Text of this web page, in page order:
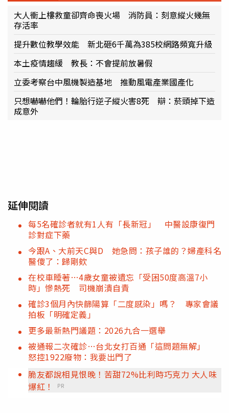
大人衝上樓救童卻齊命喪火場 消防員：刻意縱火幾無
存活率
提升數位教學效能 新北砸6千萬為385校網路頻寬升級
本土疫情趨緩 教長：不會提前放暑假
立委考察台中風機製造基地 推動風電產業國產化
只想嚇嚇他們！輪胎行逆子縱火害8死 辯：菸頭掉下造
成意外
延伸閱讀
每5名確診者就有1人有「長新冠」 中醫設康復門
診對症下藥
今跟A、大前天C與D 她急問：孩子誰的？婦產科名
醫傻了：歸剛欸
在校車睡著…4歲女童被遺忘「受困50度高溫7小
時」慘熱死 司機崩潰自責
確診3個月內快篩陽算「二度感染」嗎？ 專家會議
拍板「明確定義」
更多最新熱門議題：2026九合一選舉
被通報二次確診…台北女打百通「這問題無解」
怒控1922廢物：我要出門了
脆友都說相見恨晚！苦甜72%比利時巧克力 大人味
爆紅！
PR